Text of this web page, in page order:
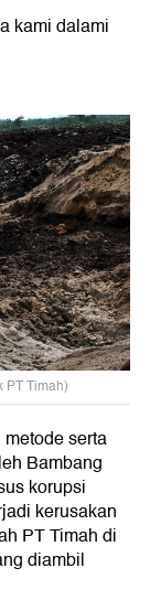
kami dalami
PT Timah)
serta
Bambang
korupsi
kerusakan
PT Timah di
diambil